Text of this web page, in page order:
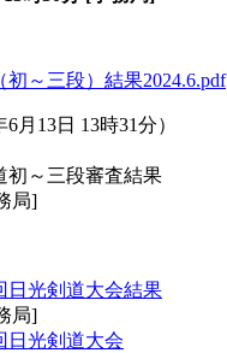
初～三段）結果2024.6.pdf
6月13日 13時31分）
初～三段審査結果
局]
日光剣道大会結果
局]
日光剣道大会